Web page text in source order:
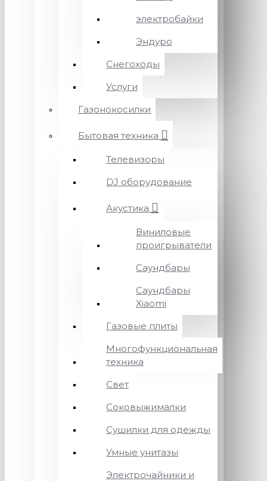
электробайки
Эндуро
Снегоходы
Услуги
Газонокосилки
Бытовая техника
Телевизоры
DJ оборудование
Акустика
Виниловые
проигрыватели
Саундбары
Саундбары
Xiaomi
Газовые плиты
Многофункциональная
техника
Свет
Соковыжималки
Сушилки для одежды
Умные унитазы
Электрочайники и